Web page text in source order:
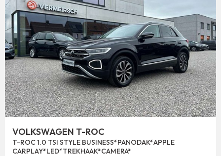
VOLKSWAGEN T-ROC
T-ROC 1.0 TSI STYLE BUSINESS*PANODAK*APPLE
CARPLAY*LED*TREKHAAK*CAMERA*